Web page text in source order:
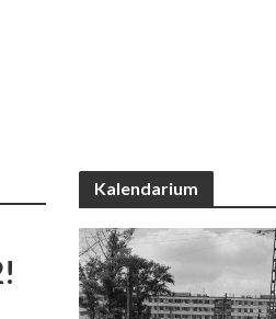
Kalendarium